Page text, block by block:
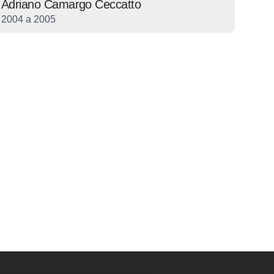
Adriano Camargo Ceccatto
2004 a 2005